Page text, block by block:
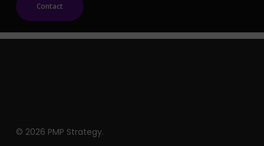
Contact
© 2026 PMP Strategy.